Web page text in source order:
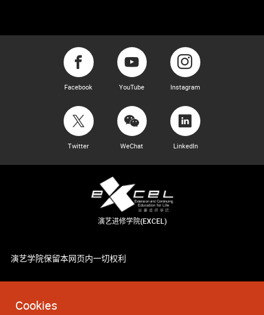
Cookies
Facebook YouTube Instagram
Twitter WeChat LinkedIn
演艺进修学院(EXCEL)
演艺学院保留本网页内一切权利